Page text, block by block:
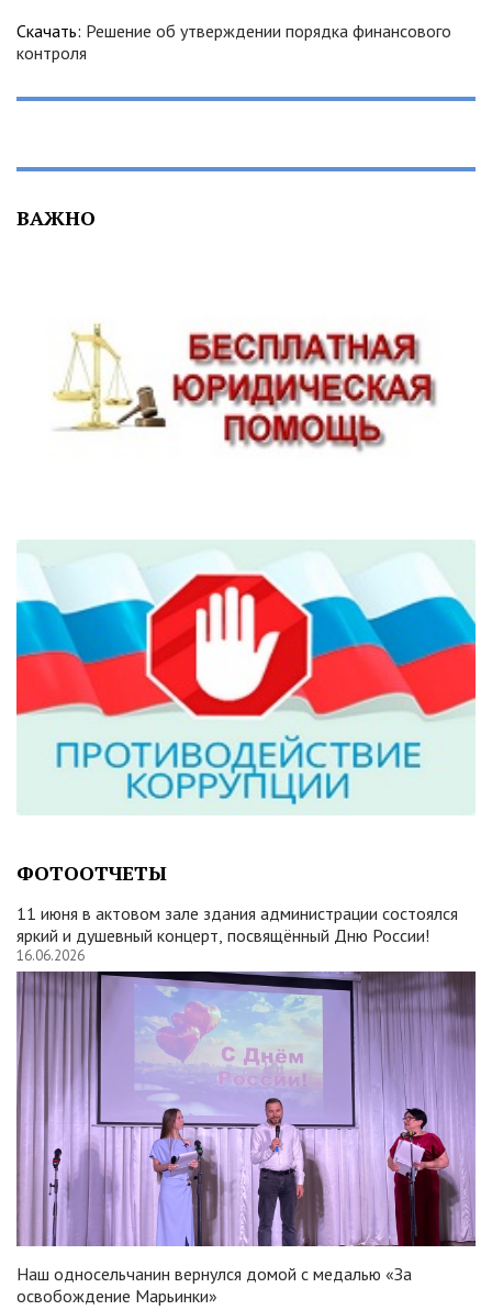
Скачать: Решение об утверждении порядка финансового
контроля
ВАЖНО
ФОТООТЧЕТЫ
11 июня в актовом зале здания администрации состоялся
яркий и душевный концерт, посвящённый Дню России!
16.06.2026
Наш односельчанин вернулся домой с медалью «За
освобождение Марьинки»